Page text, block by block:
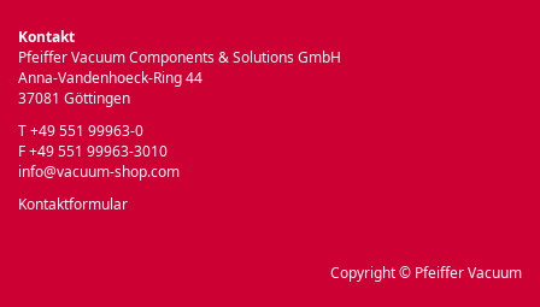
Kontakt
Pfeiffer Vacuum Components & Solutions GmbH
Anna-Vandenhoeck-Ring 44
37081 Göttingen
T +49 551 99963-0
F +49 551 99963-3010
info@vacuum-shop.com
Kontaktformular
Copyright © Pfeiffer Vacuum